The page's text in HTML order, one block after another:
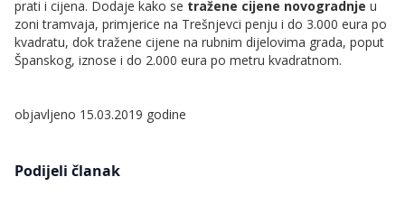
prati i cijena. Dodaje kako se tražene cijene novogradnje u
zoni tramvaja, primjerice na Trešnjevci penju i do 3.000 eura po
kvadratu, dok tražene cijene na rubnim dijelovima grada, poput
Španskog, iznose i do 2.000 eura po metru kvadratnom.
objavljeno 15.03.2019 godine
Podijeli članak